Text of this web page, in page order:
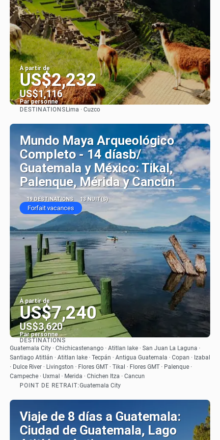
À partir de
US$2,232
US$1,116
Par personne
DESTINATIONS Lima · Cuzco
Mundo Maya Arqueológico
Completo - 14 díasb/
Guatemala y México: Tikal,
Palenque, Mérida y Cancún
19 DESTINATIONS 13 NUIT(S)
Forfait vacances
À partir de
US$7,240
US$3,620
Par personne
Afficher
DESTINATIONS
Guatemala City · Chichicastenango · Atitlan lake · San Juan La Laguna ·
Santiago Atitlán · Atitlan lake · Tecpán · Antigua Guatemala · Copan · Izabal
· Dulce River · Livingston · Flores GMT · Tikal · Flores GMT · Palenque ·
Campeche · Uxmal · Merida · Chichen Itza · Cancun
POINT DE RETRAIT:Guatemala City
Viaje de 8 días a Guatemala:
Ciudad de Guatemala, Lago